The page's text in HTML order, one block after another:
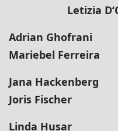
Letizia
Adrian
Mariebel Ferreira
Jana
Joris Fischer
Linda